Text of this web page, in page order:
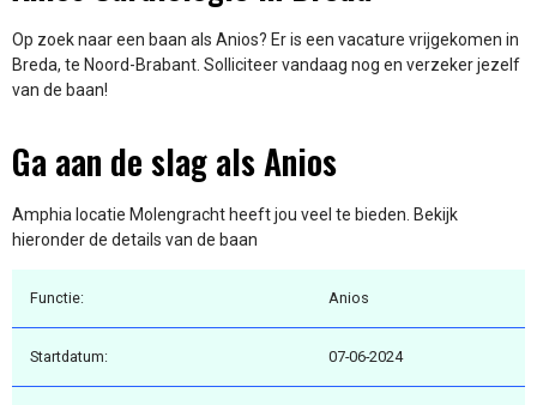
Op zoek naar een baan als Anios? Er is een vacature vrijgekomen in
Breda, te Noord-Brabant. Solliciteer vandaag nog en verzeker jezelf
van de baan!
Ga aan de slag als Anios
Amphia locatie Molengracht heeft jou veel te bieden. Bekijk
hieronder de details van de baan
Functie: Anios
Startdatum: 07-06-2024